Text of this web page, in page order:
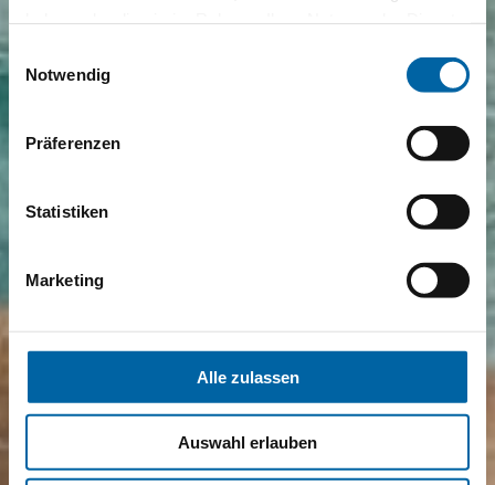
Einwilligungsauswahl
Notwendig
Präferenzen
Statistiken
Marketing
Alle zulassen
Auswahl erlauben